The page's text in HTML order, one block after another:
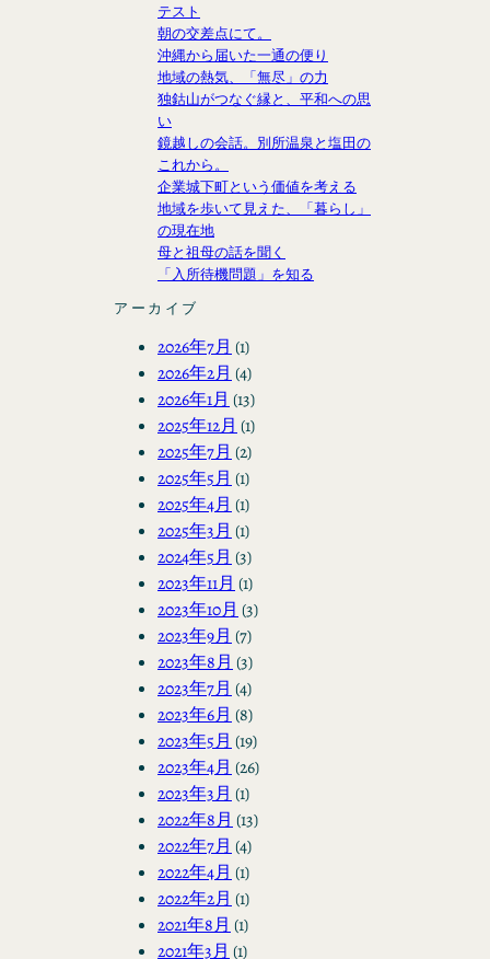
テスト
朝の交差点にて。
沖縄から届いた一通の便り
地域の熱気、「無尽」の力
独鈷山がつなぐ縁と、平和への思
い
鏡越しの会話。別所温泉と塩田の
これから。
企業城下町という価値を考える
地域を歩いて見えた、「暮らし」
の現在地
母と祖母の話を聞く
「入所待機問題」を知る
アーカイブ
2026年7月 (1)
2026年2月 (4)
2026年1月 (13)
2025年12月 (1)
2025年7月 (2)
2025年5月 (1)
2025年4月 (1)
2025年3月 (1)
2024年5月 (3)
2023年11月 (1)
2023年10月 (3)
2023年9月 (7)
2023年8月 (3)
2023年7月 (4)
2023年6月 (8)
2023年5月 (19)
2023年4月 (26)
2023年3月 (1)
2022年8月 (13)
2022年7月 (4)
2022年4月 (1)
2022年2月 (1)
2021年8月 (1)
2021年3月 (1)